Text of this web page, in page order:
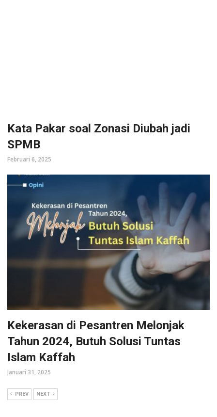
Kata Pakar soal Zonasi Diubah jadi
SPMB
Februari 6, 2025
Kekerasan di Pesantren Melonjak
Tahun 2024, Butuh Solusi Tuntas
Islam Kaffah
Januari 31, 2025
PREV NEXT